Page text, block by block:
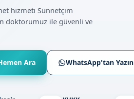
hizmeti Sünnetçim
doktorumuz ile güvenli ve
Ara WhatsApp'tan Yazın